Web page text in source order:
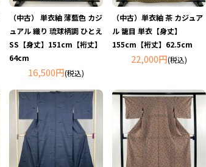
（中古） 単衣紬 薄藍色 カジ
ュアル 織り 琉球柄調 ひとえ
SS【身丈】151cm【裄丈】
64cm
16,500円(税込)
（中古）単衣紬 茶 カジュア
ル 籠目 単衣【身丈】
155cm【裄丈】62.5cm
22,000円(税込)